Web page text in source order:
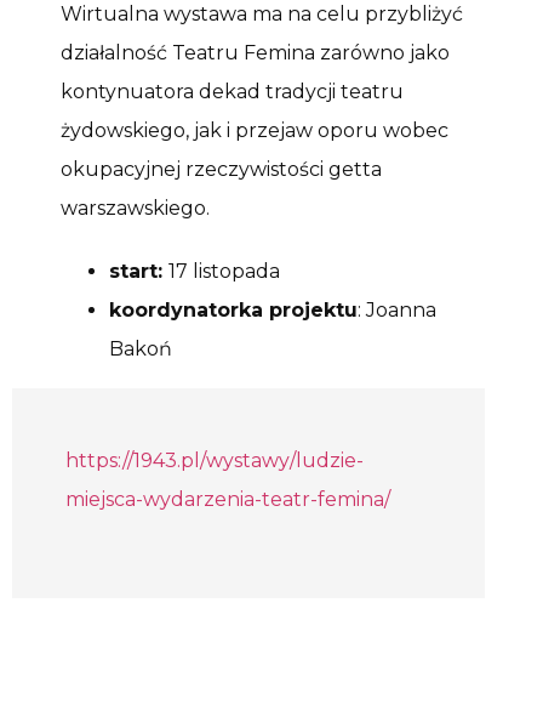
Wirtualna wystawa ma na celu przybliżyć
działalność Teatru Femina zarówno jako
kontynuatora dekad tradycji teatru
żydowskiego, jak i przejaw oporu wobec
okupacyjnej rzeczywistości getta
warszawskiego.
start: 17 listopada
koordynatorka projektu: Joanna
Bakoń
https://1943.pl/wystawy/ludzie-
miejsca-wydarzenia-teatr-femina/